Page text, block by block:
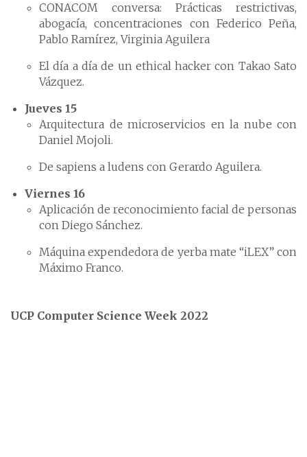
CONACOM conversa: Prácticas restrictivas,
abogacía, concentraciones con Federico Peña,
Pablo Ramírez, Virginia Aguilera
El día a día de un ethical hacker con Takao Sato
Vázquez.
Jueves 15
Arquitectura de microservicios en la nube con
Daniel Mojoli.
De sapiens a ludens con Gerardo Aguilera.
Viernes 16
Aplicación de reconocimiento facial de personas
con Diego Sánchez.
Máquina expendedora de yerba mate “iLEX” con
Máximo Franco.
UCP Computer Science Week 2022